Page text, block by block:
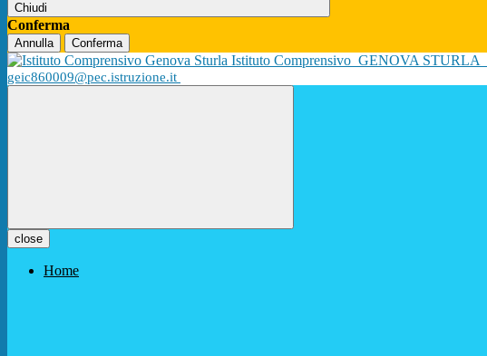
Chiudi
Conferma
Annulla Conferma
Istituto Comprensivo GENOVA STURLA
geic860009@pec.istruzione.it
close
Home